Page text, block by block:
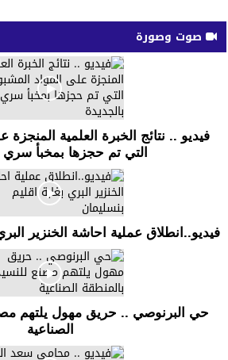
صوت وصورة
فيديو .. نتائج الخبرة العلمية المنجزة
التي تم حجزها بمخبأ سري
فيديو..انطلاق عملية احاشة الخنزير
حي البرنوصي .. حريق مهول يلتهم
الصناعية